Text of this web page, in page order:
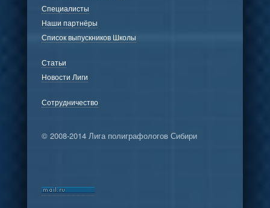
Специалисты
Наши партнёры
Список выпускников Школы
Статьи
Новости Лиги
Сотрудничество
© 2008-2014 Лига полиграфологов Сибири